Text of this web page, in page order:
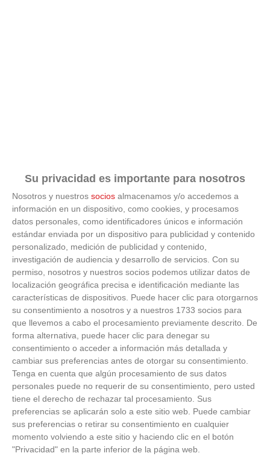
Su privacidad es importante para nosotros
Nosotros y nuestros socios almacenamos y/o accedemos a
información en un dispositivo, como cookies, y procesamos
datos personales, como identificadores únicos e información
estándar enviada por un dispositivo para publicidad y contenido
personalizado, medición de publicidad y contenido,
investigación de audiencia y desarrollo de servicios. Con su
permiso, nosotros y nuestros socios podemos utilizar datos de
localización geográfica precisa e identificación mediante las
características de dispositivos. Puede hacer clic para otorgarnos
su consentimiento a nosotros y a nuestros 1733 socios para
que llevemos a cabo el procesamiento previamente descrito. De
forma alternativa, puede hacer clic para denegar su
consentimiento o acceder a información más detallada y
cambiar sus preferencias antes de otorgar su consentimiento.
Tenga en cuenta que algún procesamiento de sus datos
personales puede no requerir de su consentimiento, pero usted
tiene el derecho de rechazar tal procesamiento. Sus
preferencias se aplicarán solo a este sitio web. Puede cambiar
sus preferencias o retirar su consentimiento en cualquier
momento volviendo a este sitio y haciendo clic en el botón
"Privacidad" en la parte inferior de la página web.
Pasaportes que abren puertas
Los pasaportes más poderosos del mundo, ¿está el
tuyo?